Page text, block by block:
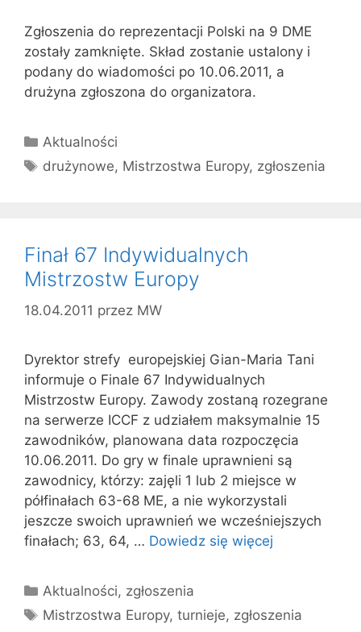
Zgłoszenia do reprezentacji Polski na 9 DME
zostały zamknięte. Skład zostanie ustalony i
podany do wiadomości po 10.06.2011, a
drużyna zgłoszona do organizatora.
Kategorie
Aktualności
Tagi
drużynowe, Mistrzostwa Europy, zgłoszenia
Finał 67 Indywidualnych
Mistrzostw Europy
18.04.2011 przez MW
Dyrektor strefy europejskiej Gian-Maria Tani
informuje o Finale 67 Indywidualnych
Mistrzostw Europy. Zawody zostaną rozegrane
na serwerze ICCF z udziałem maksymalnie 15
zawodników, planowana data rozpoczęcia
10.06.2011. Do gry w finale uprawnieni są
zawodnicy, którzy: zajęli 1 lub 2 miejsce w
półfinałach 63-68 ME, a nie wykorzystali
jeszcze swoich uprawnień we wcześniejszych
finałach; 63, 64, … Dowiedz się więcej
Kategorie
Aktualności, zgłoszenia
Tagi
Mistrzostwa Europy,turnieje, zgłoszenia